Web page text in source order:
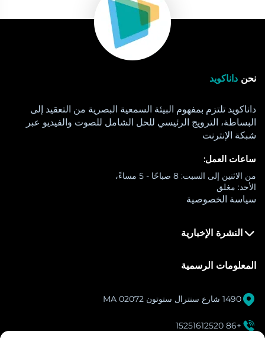
نحن داناكويد
داناكويد تلتزم بمفهوم البيئة السمعية البصرية من التعقيد إلى
البساطة، الترويج الرئيسي للحل الشامل للصوت والفيديو عبر
شبكة الإنترنت
ساعات العمل:
من الاثنين إلى السبت: 8 صباحًا - 5 مساءً،
الأحد: مغلق
سياسة الخصوصية
النشرة الإخبارية
المعلومات الرسمية
1490 شارع سنترال ستوتون MA 02072

+86 15251612520